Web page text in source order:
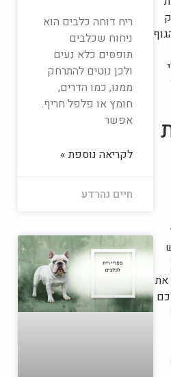
את
ריח דוחה כלבים הוא
ניחוח שכלבים
תופסים כלא נעים
ולכן נוטים להתרחק
ממנו, כמו הדרים,
חומץ או פלפל חריף.
אפשר
לקריאה נוספת »
חיים נהרדע